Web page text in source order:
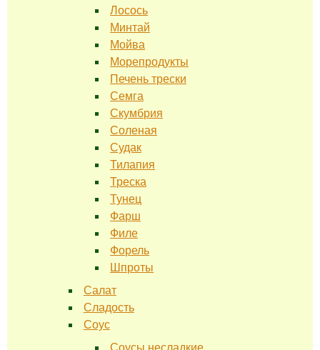
Лосось
Минтай
Мойва
Морепродукты
Печень трески
Семга
Скумбрия
Соленая
Судак
Тилапия
Треска
Тунец
Фарш
Филе
Форель
Шпроты
Салат
Сладость
Соус
Соусы несладкие